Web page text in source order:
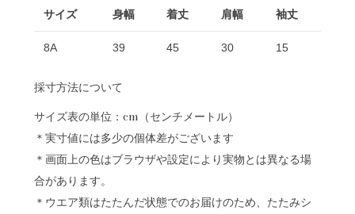
サイズ 身幅 着丈 肩幅 袖丈
8A 39 45 30 15
採寸方法について
サイズ表の単位：cm（センチメートル）
＊実寸値には多少の個体差がございます
＊画面上の色はブラウザや設定により実物とは異なる場
合があります。
＊ウエア類はたたんだ状態でのお届けのため、たたみシ